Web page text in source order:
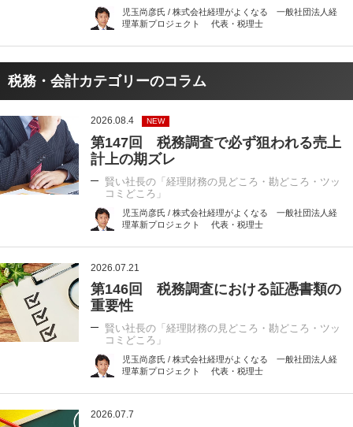
児玉尚彦氏 / 株式会社経理がよくなる 一般社団法人経
理革新プロジェクト 代表・税理士
税務・会計カテゴリーのコラム
2026.08.4 NEW
第147回 税務調査で必ず狙われる売上
計上の期ズレ
賢い社長の「経理財務の見どころ・勘どころ・ツッ
コミどころ」
児玉尚彦氏 / 株式会社経理がよくなる 一般社団法人経
理革新プロジェクト 代表・税理士
2026.07.21
第146回 税務調査における証憑書類の
重要性
賢い社長の「経理財務の見どころ・勘どころ・ツッ
コミどころ」
児玉尚彦氏 / 株式会社経理がよくなる 一般社団法人経
理革新プロジェクト 代表・税理士
2026.07.7